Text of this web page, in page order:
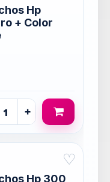
Hp
+ Color
+
♡
Hp 300